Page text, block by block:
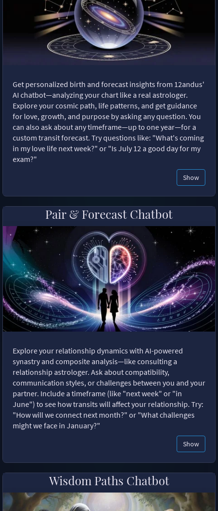
Get personalized birth and forecast insights from 12andus'
AI chatbot—analyzing your chart like a real astrologer.
Explore your cosmic path, life patterns, and get guidance
for love, growth, and purpose by asking any question. You
can also ask about any timeframe—up to one year—for a
custom transit forecast. Try questions like: "What's coming
in my love life next week?" or "Is July 12 a good day for my
exam?"
Show
Pair & Forecast Chatbot
Explore your relationship dynamics with AI-powered
synastry and composite analysis—like consulting a
relationship astrologer. Ask about compatibility,
communication styles, or challenges between you and your
partner. Include a timeframe (like "next week" or "in
June") to see how transits will affect your relationship. Try:
"How will we connect next month?" or "What challenges
might we face in January?"
Show
Wisdom Paths Chatbot